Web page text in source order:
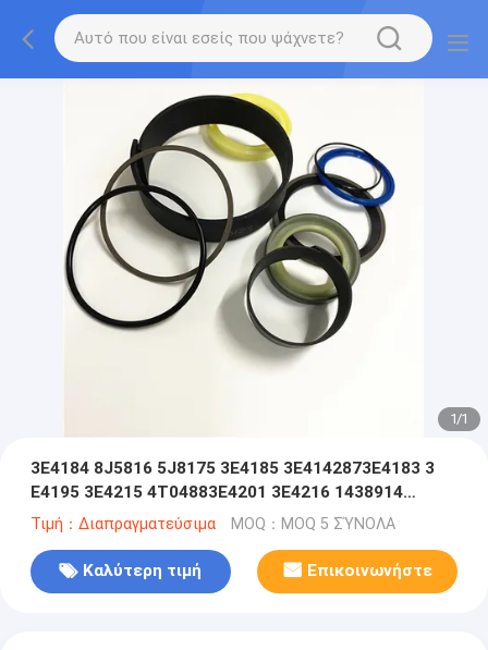
1/1
3E4184 8J5816 5J8175 3E4185 3E4142873E4183 3
E4195 3E4215 4T04883E4201 3E4216 1438914
4T6898 6343E41
Τιμή：Διαπραγματεύσιμα MOQ：MOQ 5 ΣΎΝΟΛΑ
Καλύτερη τιμή Επικοινωνήστε